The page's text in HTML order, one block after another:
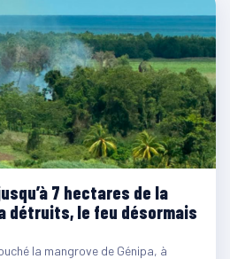
7 hectares de la
détruits, le feu désormais
la mangrove de Génipa, à